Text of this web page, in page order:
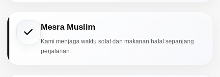
Mesra Muslim
Kami menjaga waktu solat dan makanan halal sepanjang
perjalanan.